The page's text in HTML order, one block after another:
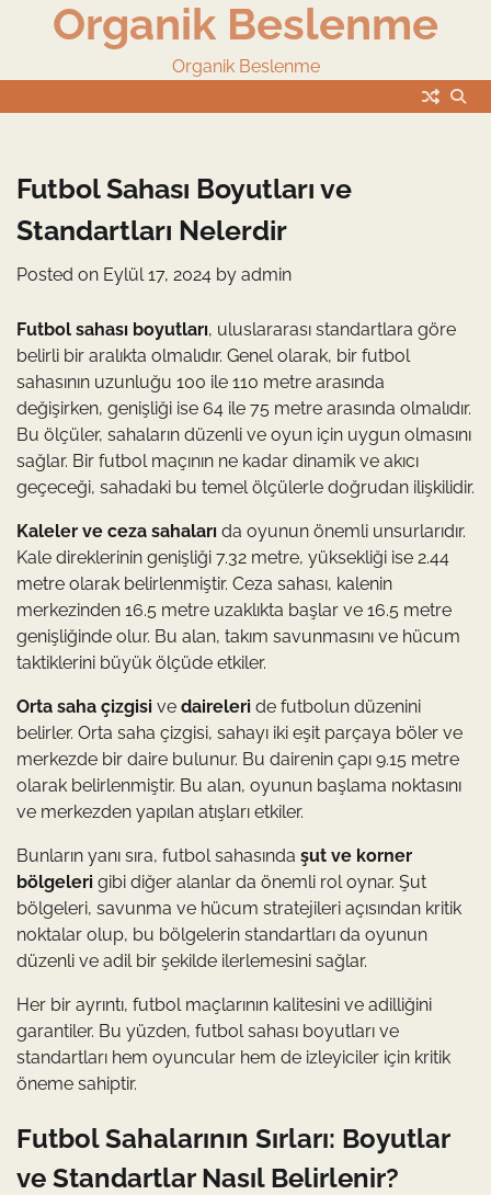
Organik Beslenme
Organik Beslenme
Futbol Sahası Boyutları ve
Standartları Nelerdir
Posted on Eylül 17, 2024 by admin
Futbol sahası boyutları, uluslararası standartlara göre
belirli bir aralıkta olmalıdır. Genel olarak, bir futbol
sahasının uzunluğu 100 ile 110 metre arasında
değişirken, genişliği ise 64 ile 75 metre arasında olmalıdır.
Bu ölçüler, sahaların düzenli ve oyun için uygun olmasını
sağlar. Bir futbol maçının ne kadar dinamik ve akıcı
geçeceği, sahadaki bu temel ölçülerle doğrudan ilişkilidir.
Kaleler ve ceza sahaları da oyunun önemli unsurlarıdır.
Kale direklerinin genişliği 7.32 metre, yüksekliği ise 2.44
metre olarak belirlenmiştir. Ceza sahası, kalenin
merkezinden 16.5 metre uzaklıkta başlar ve 16.5 metre
genişliğinde olur. Bu alan, takım savunmasını ve hücum
taktiklerini büyük ölçüde etkiler.
Orta saha çizgisi ve daireleri de futbolun düzenini
belirler. Orta saha çizgisi, sahayı iki eşit parçaya böler ve
merkezde bir daire bulunur. Bu dairenin çapı 9.15 metre
olarak belirlenmiştir. Bu alan, oyunun başlama noktasını
ve merkezden yapılan atışları etkiler.
Bunların yanı sıra, futbol sahasında şut ve korner
bölgeleri gibi diğer alanlar da önemli rol oynar. Şut
bölgeleri, savunma ve hücum stratejileri açısından kritik
noktalar olup, bu bölgelerin standartları da oyunun
düzenli ve adil bir şekilde ilerlemesini sağlar.
Her bir ayrıntı, futbol maçlarının kalitesini ve adilliğini
garantiler. Bu yüzden, futbol sahası boyutları ve
standartları hem oyuncular hem de izleyiciler için kritik
öneme sahiptir.
Futbol Sahalarının Sırları: Boyutlar
ve Standartlar Nasıl Belirlenir?